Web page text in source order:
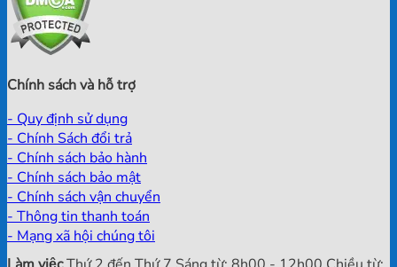
Chính sách và hỗ trợ
- Quy định sử dụng
- Chính Sách đổi trả
- Chính sách bảo hành
- Chính sách bảo mật
- Chính sách vận chuyển
- Thông tin thanh toán
- Mạng xã hội chúng tôi